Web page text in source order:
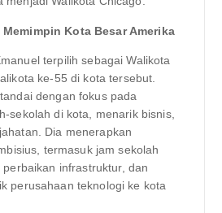
Kota Besar Amerika
terpilih sebagai Walikota
ke-55 di kota tersebut.
dengan fokus pada
sekolah di kota, menarik bisnis,
Dia menerapkan
termasuk jam sekolah
infrastruktur, dan
perusahaan teknologi ke kota